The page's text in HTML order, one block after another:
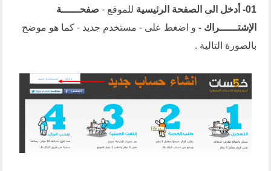
01- أدخل الى الصفحة الرئيسية للموقع - صفحــــــة
الإشتــــــراك- و اضغط على - مستخدم جديد - كما هو موضح
بالصورة التالية .